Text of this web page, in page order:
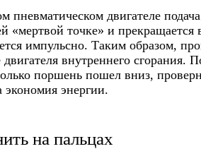
пневматическом двигателе
«мертвой точке» и
импульсно. Таким образом,
внутреннего сгорания.
поршень пошел вниз,
экономия энергии.
на пальцах